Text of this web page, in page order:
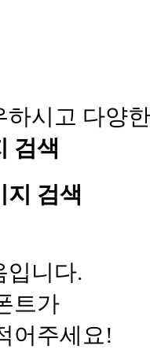
하시고 다양
검색
지 검색
입니다.
트가
어주세요!